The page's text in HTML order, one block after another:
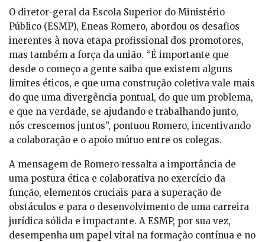
O diretor-geral da Escola Superior do Ministério
Público (ESMP), Eneas Romero, abordou os desafios
inerentes à nova etapa profissional dos promotores,
mas também a força da união. “É importante que
desde o começo a gente saiba que existem alguns
limites éticos, e que uma construção coletiva vale mais
do que uma divergência pontual, do que um problema,
e que na verdade, se ajudando e trabalhando junto,
nós crescemos juntos”, pontuou Romero, incentivando
a colaboração e o apoio mútuo entre os colegas.
A mensagem de Romero ressalta a importância de
uma postura ética e colaborativa no exercício da
função, elementos cruciais para a superação de
obstáculos e para o desenvolvimento de uma carreira
jurídica sólida e impactante. A ESMP, por sua vez,
desempenha um papel vital na formação contínua e no